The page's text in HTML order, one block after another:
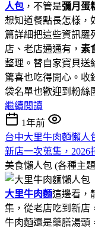
人包 ，不管是彌月蛋
想知道餐點長怎樣，
篇詳細把這些資訊羅
店、老店通通有， 素
整理。替自家寶貝送
驚喜也吃得開心。收
袋名單也歡迎到粉絲
繼續閱讀
1年前
台中大里牛肉麵懶人
新店一次蒐集，2026
美食懶人包 (各種主
大里牛肉麵這邊看，
集，從老店吃到新店
牛肉麵還是藥膳湯頭